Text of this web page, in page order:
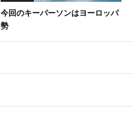
今回のキーパーソンはヨーロッパ
勢